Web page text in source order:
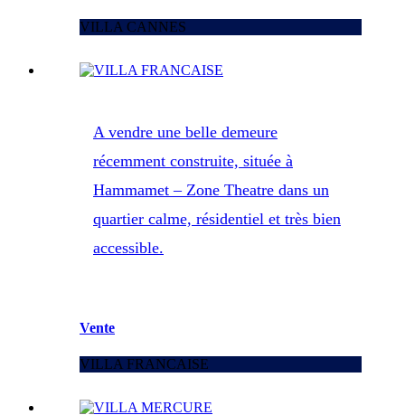
VILLA CANNES
A vendre une belle demeure
récemment construite, située à
Hammamet – Zone Theatre dans un
quartier calme, résidentiel et très bien
accessible.
Vente
VILLA FRANCAISE